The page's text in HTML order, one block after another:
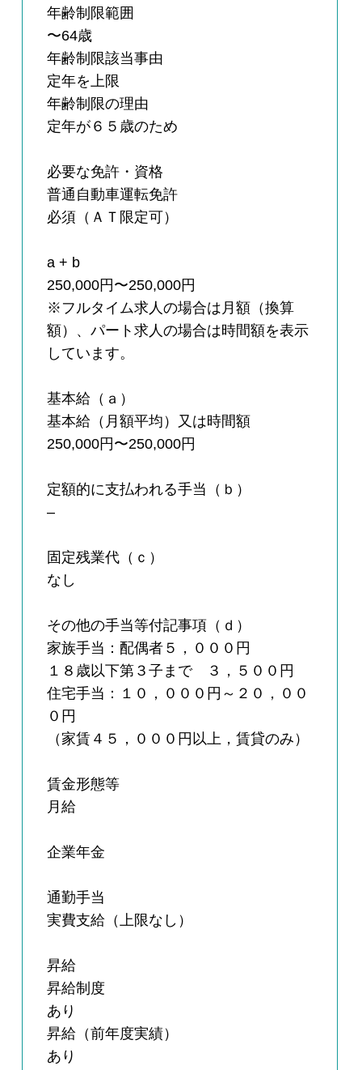
年齢制限範囲
〜64歳
年齢制限該当事由
定年を上限
年齢制限の理由
定年が６５歳のため
必要な免許・資格
普通自動車運転免許
必須（ＡＴ限定可）
a + b
250,000円〜250,000円
※フルタイム求人の場合は月額（換算
額）、パート求人の場合は時間額を表示
しています。
基本給（ａ）
基本給（月額平均）又は時間額
250,000円〜250,000円
定額的に支払われる手当（ｂ）
–
固定残業代（ｃ）
なし
その他の手当等付記事項（ｄ）
家族手当：配偶者５，０００円
１８歳以下第３子まで ３，５００円
住宅手当：１０，０００円～２０，００
０円
（家賃４５，０００円以上，賃貸のみ）
賃金形態等
月給
企業年金
通勤手当
実費支給（上限なし）
昇給
昇給制度
あり
昇給（前年度実績）
あり